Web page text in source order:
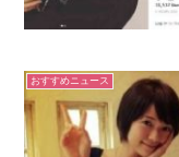
おすすめニュース